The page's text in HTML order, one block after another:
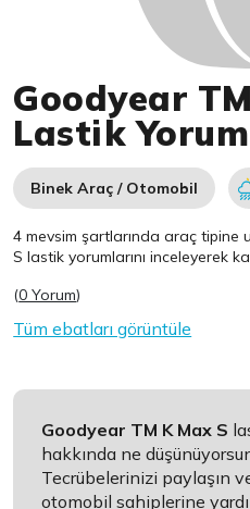
Goodyear
Lastik
Binek Araç / Otomobil
4 mevsim şartlarında araç tipine
S lastik yorumlarını inceleyerek
(0 Yorum)
Tüm ebatları görüntüle
Goodyear TM K Max S
hakkında ne
Tecrübelerinizi paylaşın
otomobil sahiplerine